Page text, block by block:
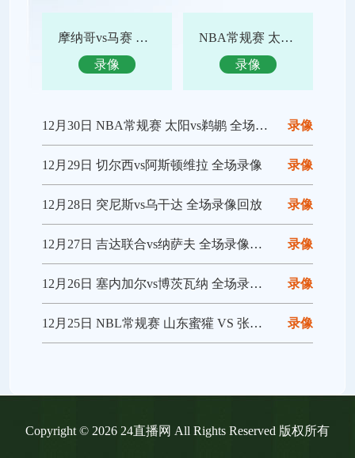
摩纳哥vs马赛 全场录像回放
录像
NBA常规赛 太阳vs鹈鹕 全场集锦
录像
录像
12月30日 NBA常规赛 太阳vs鹈鹕 全场录像回放
录像
12月29日 切尔西vs阿斯顿维拉 全场录像
录像
12月28日 突尼斯vs乌干达 全场录像回放
录像
12月27日 吉达联合vs纳萨夫 全场录像回放
录像
12月26日 塞内加尔vs博茨瓦纳 全场录像回放
录像
12月25日 NBL常规赛 山东蜜獾 VS 张家口体文旅 全场录像
Copyright © 2026 24直播网 All Rights Reserved 版权所有